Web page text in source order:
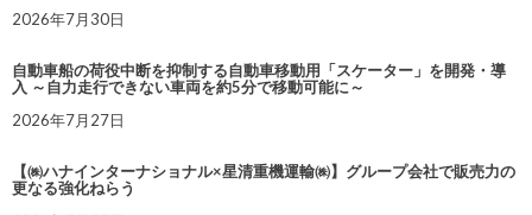
2026年7月30日
自動車船の荷役中断を抑制する自動車移動用「スケーター」を開発・導
入 ～自力走行できない車両を約5分で移動可能に～
2026年7月27日
【㈱ハナインターナショナル×星清重機運輸㈱】グループ会社で販売力の
更なる強化ねらう